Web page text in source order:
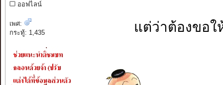
ออฟไลน์
เพศ:
กระทู้: 1,435
แต่ว่าต้องขอใ